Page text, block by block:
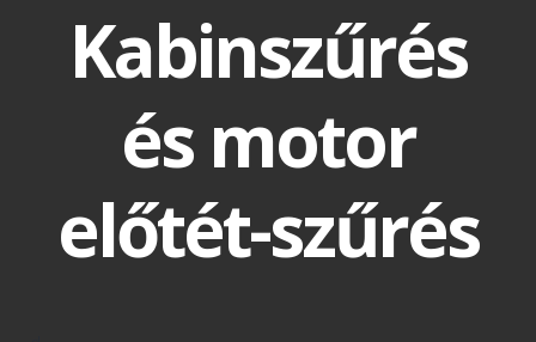
Kabinszűrés
és motor
előtét-szűrés